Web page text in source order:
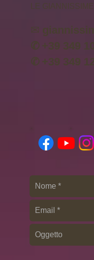
LE
✉
✆ +39 349
✆ +39 349